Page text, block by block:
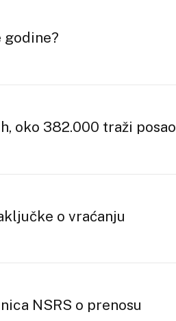
godine?
oko 382.000 traži posao
o vraćanju
NSRS o prenosu